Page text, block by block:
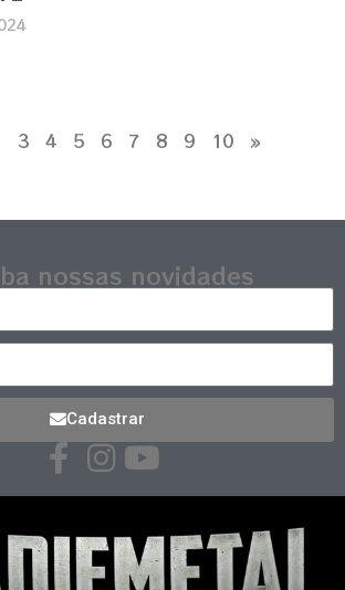
3 4 5 6 7 8 9 10 »
nossas novidades
Cadastrar